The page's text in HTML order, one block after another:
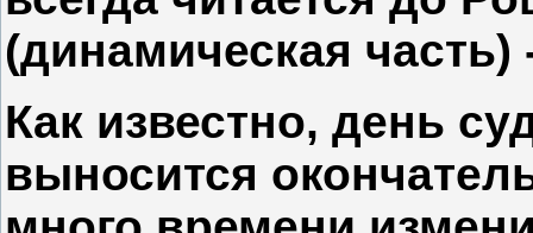
(динамическая
Как известно, день
выносится